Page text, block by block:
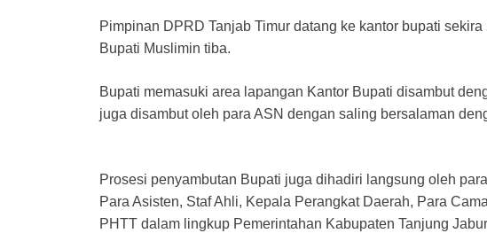
k
Pimpinan DPRD Tanjab Timur datang ke kantor bupati
Bupati Muslimin tiba.
Bupati memasuki area lapangan Kantor Bupati disambut
juga disambut oleh para ASN dengan saling bersalaman
Prosesi penyambutan Bupati juga dihadiri langsung oleh
Para Asisten, Staf Ahli, Kepala Perangkat Daerah, Para
PHTT dalam lingkup Pemerintahan Kabupaten Tanjung